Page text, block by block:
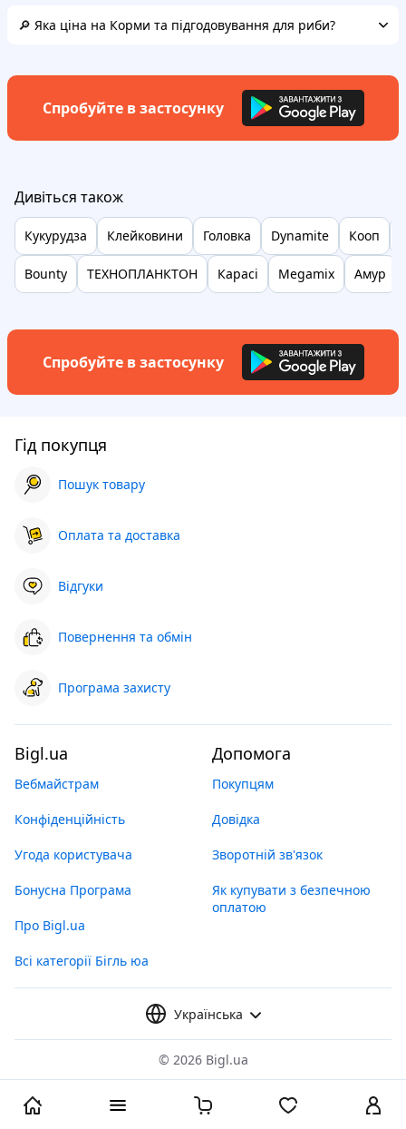
🔎 Яка ціна на Корми та підгодовування для риби?
Спробуйте в застосунку
Дивіться також
Кукурудза Клейковини Головка Dynamite Кооп
Bounty ТЕХНОПЛАНКТОН Карасі Megamix Амур
Спробуйте в застосунку
Гід покупця
Пошук товару
Оплата та доставка
Відгуки
Повернення та обмін
Програма захисту
Bigl.ua
Вебмайстрам
Конфіденційність
Угода користувача
Бонусна Програма
Про Bigl.ua
Всі категорії Бігль юа
Допомога
Покупцям
Довідка
Зворотній зв'язок
Як купувати з безпечною
оплатою
Українська
© 2026 Bigl.ua